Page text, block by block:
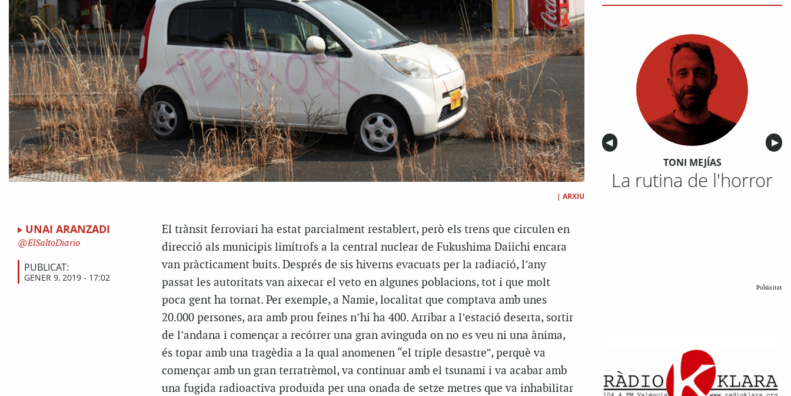
| ARXIU
UNAI ARANZADI
ElSaltoDiario
PUBLICAT:
GENER 9, 2019 - 17:02
El trànsit ferroviari ha estat parcialment restablert, però els trens que circulen en
direcció als municipis limítrofs a la central nuclear de Fukushima Daiichi encara
van pràcticament buits. Després de sis hiverns evacuats per la radiació, l’any
passat les autoritats van aixecar el veto en algunes poblacions, tot i que molt
poca gent ha tornat. Per exemple, a Namie, localitat que comptava amb unes
20.000 persones, ara amb prou feines n’hi ha 400. Arribar a l’estació deserta, sortir
de l’andana i començar a recórrer una gran avinguda on no es veu ni una ànima,
és topar amb una tragèdia a la qual anomenen “el triple desastre”, perquè va
començar amb un gran terratrèmol, va continuar amb el tsunami i va acabar amb
una fugida radioactiva produïda per una onada de setze metres que va inhabilitar
Anterior
◀︎ ▶︎
TONI MEJÍAS
La rutina de l'horror
Publicitat